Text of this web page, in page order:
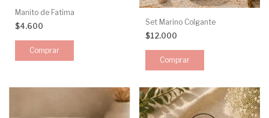
Manito de Fatima
$4.600
Set Marino Colgante
$12.000